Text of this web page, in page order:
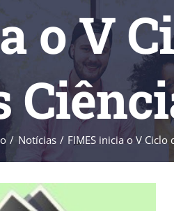
o V
Notícias FIMES inicia o V